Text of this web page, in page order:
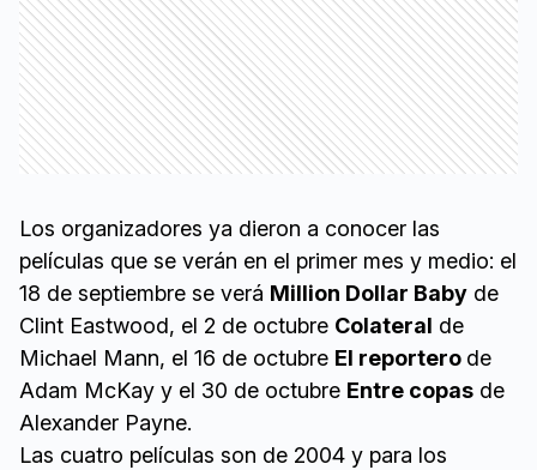
Los organizadores ya dieron a conocer las
películas que se verán en el primer mes y medio: el
18 de septiembre se verá Million Dollar Baby de
Clint Eastwood, el 2 de octubre Colateral de
Michael Mann, el 16 de octubre El reportero de
Adam McKay y el 30 de octubre Entre copas de
Alexander Payne.
Las cuatro películas son de 2004 y para los